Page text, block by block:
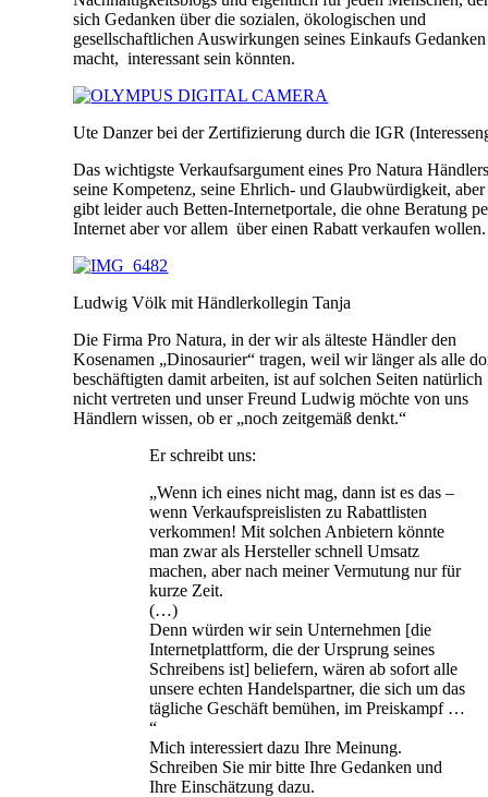
sich Gedanken über die sozialen, ökologischen und
gesellschaftlichen Auswirkungen seines Einkaufs Gedanken
macht, interessant sein könnten.
Ute Danzer bei der Zertifizierung durch die IGR
Das wichtigste Verkaufsargument eines Pro Natura
seine Kompetenz, seine Ehrlich- und Glaubwürdigkeit, aber
gibt leider auch Betten-Internetportale, die ohne Beratung
Internet aber vor allem über einen Rabatt verkaufen wollen.
Ludwig Völk mit Händlerkollegin Tanja
Die Firma Pro Natura, in der wir als älteste Händler den
Kosenamen „Dinosaurier“ tragen, weil wir länger als alle
beschäftigten damit arbeiten, ist auf solchen Seiten natürlich
nicht vertreten und unser Freund Ludwig möchte von uns
Händlern wissen, ob er „noch zeitgemäß denkt.“
Er schreibt uns:
„Wenn ich eines nicht mag, dann ist es das –
wenn Verkaufspreislisten zu Rabattlisten
verkommen! Mit solchen Anbietern könnte
man zwar als Hersteller schnell Umsatz
machen, aber nach meiner Vermutung nur für
kurze Zeit.
(…)
Denn würden wir sein Unternehmen [die
Internetplattform, die der Ursprung seines
Schreibens ist] beliefern, wären ab sofort alle
unsere echten Handelspartner, die sich um das
tägliche Geschäft bemühen, im Preiskampf …
“
Mich interessiert dazu Ihre Meinung.
Schreiben Sie mir bitte Ihre Gedanken und
Ihre Einschätzung dazu.